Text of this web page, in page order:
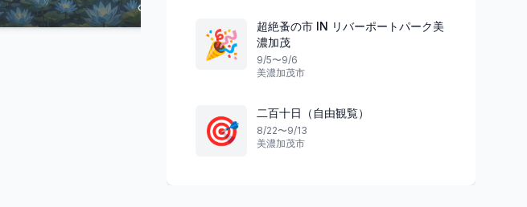
🎉
超絶蚤の市 IN リバーポートパーク美
濃加茂
9/5〜9/6
美濃加茂市
🎯
二百十日（自由観覧）
8/22〜9/13
美濃加茂市